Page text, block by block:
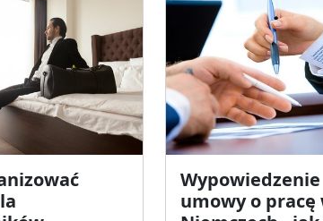
Wypowiedzenie
umowy o pracę